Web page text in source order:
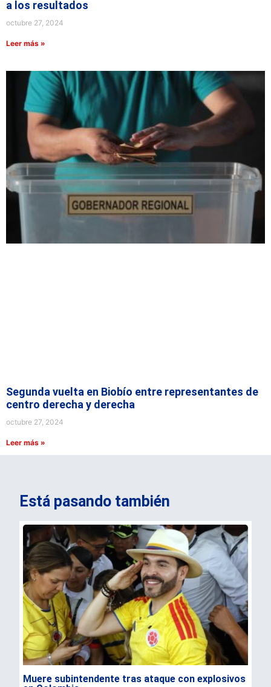
a los resultados
octubre 27, 2024
Leer más »
Segunda vuelta en Biobío entre representantes de
centro derecha y derecha
octubre 27, 2024
Leer más »
Está pasando también
Muere subintendente tras ataque con explosivos